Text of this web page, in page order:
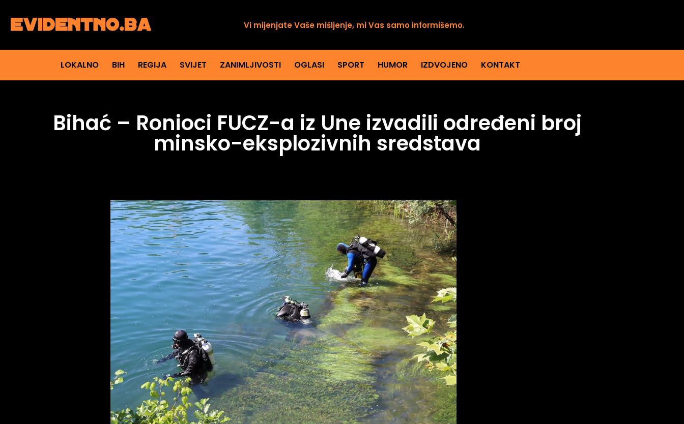
Vi mijenjate Vaše mišljenje, mi Vas samo informišemo.
LOKALNO BIH REGIJA SVIJET ZANIMLJIVOSTI OGLASI SPORT HUMOR IZDVOJENO KONTAKT
Bihać – Ronioci FUCZ-a iz Une izvadili određeni broj
minsko-eksplozivnih sredstava